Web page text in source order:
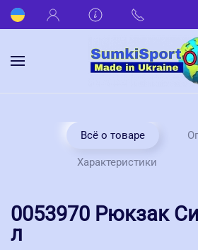
Всё о товаре
Характеристики
0053970 Рюкзак
л